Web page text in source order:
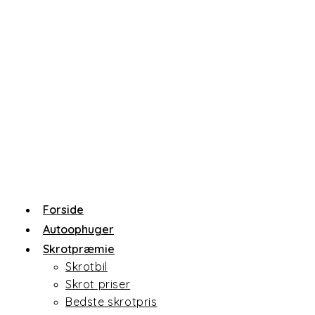
Forside
Autoophuger
Skrotpræmie
Skrotbil
Skrot priser
Bedste skrotpris